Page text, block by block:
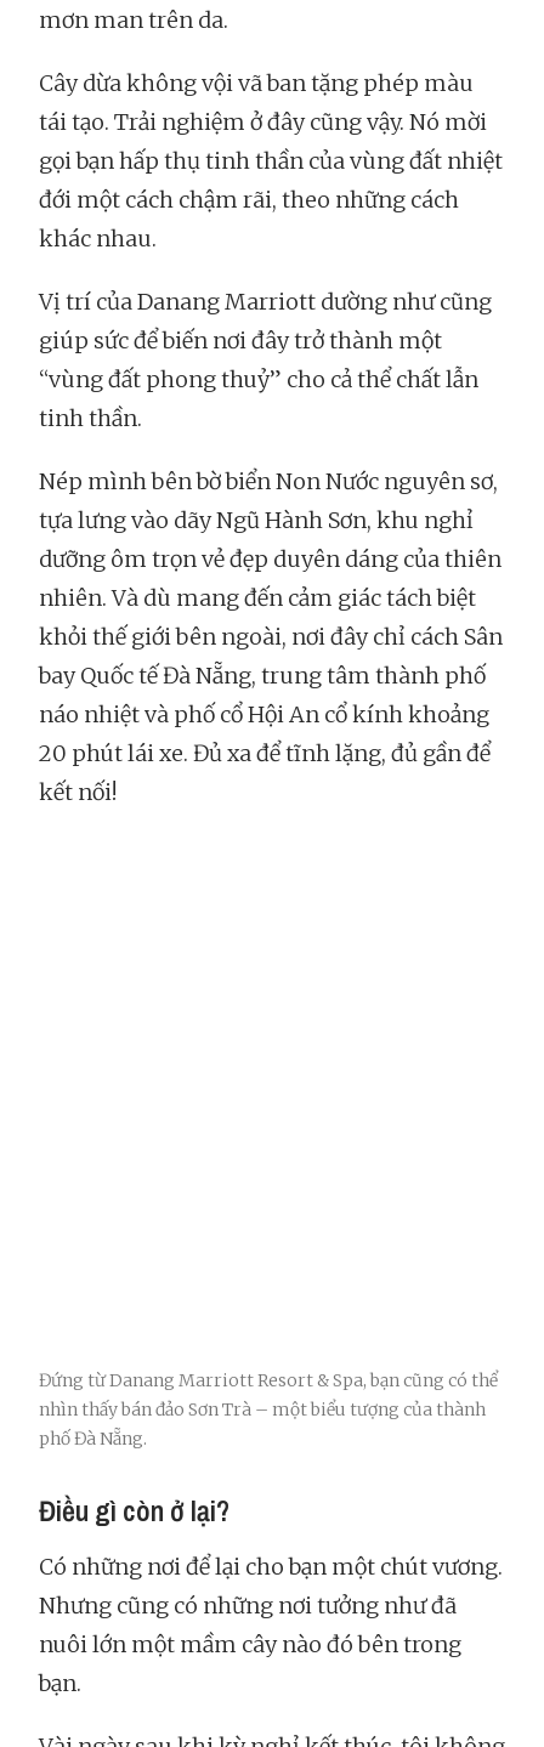
mơn man trên da.
Cây dừa không vội vã ban tặng phép màu
tái tạo. Trải nghiệm ở đây cũng vậy. Nó mời
gọi bạn hấp thụ tinh thần của vùng đất nhiệt
đới một cách chậm rãi, theo những cách
khác nhau.
Vị trí của Danang Marriott dường như cũng
giúp sức để biến nơi đây trở thành một
“vùng đất phong thuỷ” cho cả thể chất lẫn
tinh thần.
Nép mình bên bờ biển Non Nước nguyên sơ,
tựa lưng vào dãy Ngũ Hành Sơn, khu nghỉ
dưỡng ôm trọn vẻ đẹp duyên dáng của thiên
nhiên. Và dù mang đến cảm giác tách biệt
khỏi thế giới bên ngoài, nơi đây chỉ cách Sân
bay Quốc tế Đà Nẵng, trung tâm thành phố
náo nhiệt và phố cổ Hội An cổ kính khoảng
20 phút lái xe. Đủ xa để tĩnh lặng, đủ gần để
kết nối!
Đứng từ Danang Marriott Resort & Spa, bạn cũng có thể
nhìn thấy bán đảo Sơn Trà – một biểu tượng của thành
phố Đà Nẵng.
Điều gì còn ở lại?
Có những nơi để lại cho bạn một chút vương.
Nhưng cũng có những nơi tưởng như đã
nuôi lớn một mầm cây nào đó bên trong
bạn.